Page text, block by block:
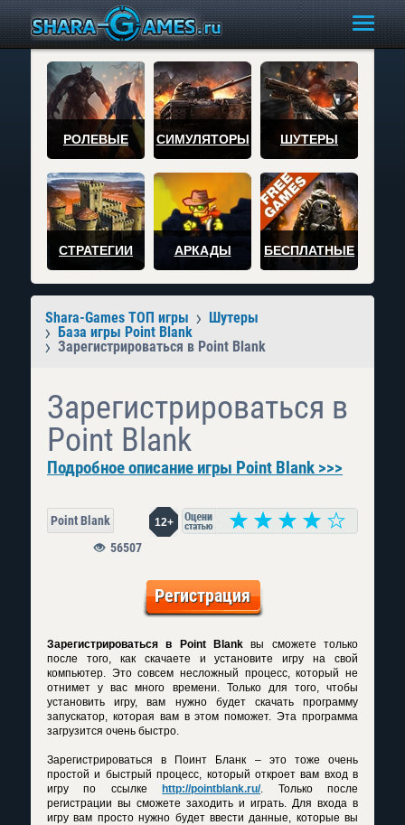
РОЛЕВЫЕ СИМУЛЯТОРЫ ШУТЕРЫ
СТРАТЕГИИ АРКАДЫ БЕСПЛАТНЫЕ
Shara-Games ТОП игры
Шутеры
База игры Point Blank
Зарегистрироваться в Point Blank
Зарегистрироваться в
Point Blank
Подробное описание игры Point Blank >>>
Point Blank 12+
56507
Регистрация
Зарегистрироваться в Point Blank вы сможете только
после того, как скачаете и установите игру на свой
компьютер. Это совсем несложный процесс, который не
отнимет у вас много времени. Только для того, чтобы
установить игру, вам нужно будет скачать программу
запускатор, которая вам в этом поможет. Эта программа
загрузится очень быстро.
Зарегистрироваться в Поинт Бланк – это тоже очень
простой и быстрый процесс, который откроет вам вход в
игру по ссылке
http://pointblank.ru/. Только после
регистрации вы сможете заходить и играть. Для входа в
игру вам просто нужно будет ввести данные, которые вы